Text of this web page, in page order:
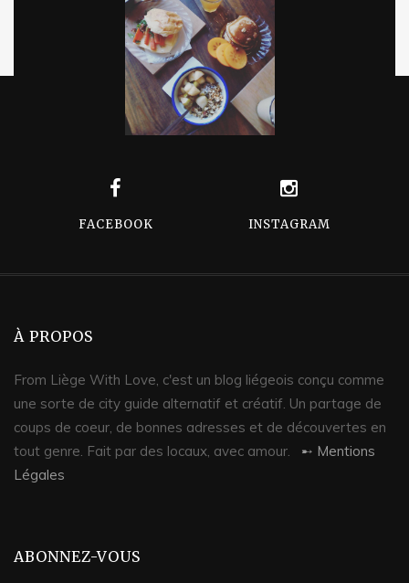
FACEBOOK INSTAGRAM
À PROPOS
From Liège With Love, c'est un blog liégeois conçu comme
une sorte de city guide alternatif et créatif. Un partage de
coups de coeur, de bonnes adresses et de découvertes en
tout genre. Fait par des locaux, avec amour. ➸ Mentions
Légales
ABONNEZ-VOUS